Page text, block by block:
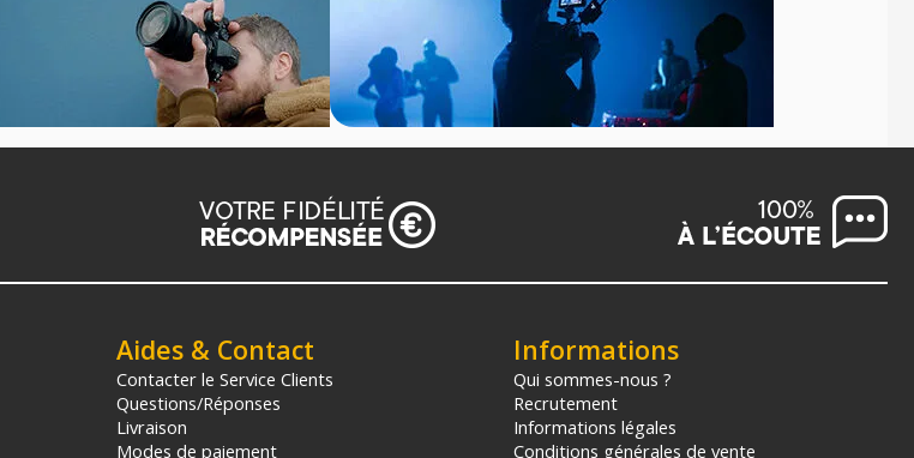
Aides & Contact
Contacter le Service Clients
Questions/Réponses
Livraison
Modes de paiement
Informations
Qui sommes-nous ?
Recrutement
Informations légales
Conditions générales de vente